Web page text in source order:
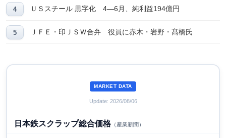
ＵＳスチール 黒字化 4―6月、純利益194億円
ＪＦＥ・印ＪＳＷ合弁 役員に赤木・岩野・髙橋氏
MARKET DATA
Update: 2026/08/06
日本鉄スクラップ総合価格（産業新聞）